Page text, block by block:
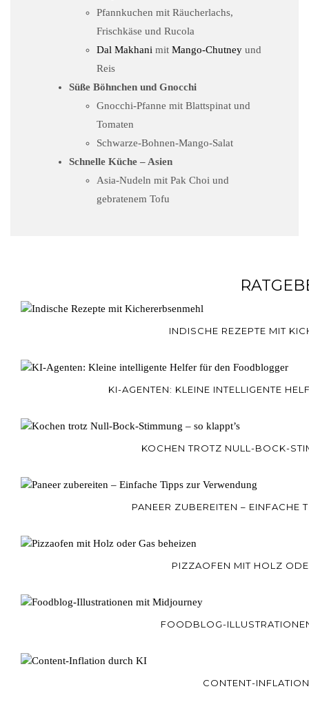
Pfannkuchen mit Räucherlachs,
Frischkäse und Rucola
Dal Makhani mit Mango-Chutney und
Reis
Süße Böhnchen und Gnocchi
Gnocchi-Pfanne mit Blattspinat und
Tomaten
Schwarze-Bohnen-Mango-Salat
Schnelle Küche – Asien
Asia-Nudeln mit Pak Choi und
gebratenem Tofu
INDISCHE REZEPTE MIT
KI-AGENTEN: KLEINE INTELLIGENTE
KOCHEN TROTZ NULL-BOCK-
PANEER ZUBEREITEN – EINFACHE
PIZZAOFEN MIT HOLZ
FOODBLOG-
CONTENT-